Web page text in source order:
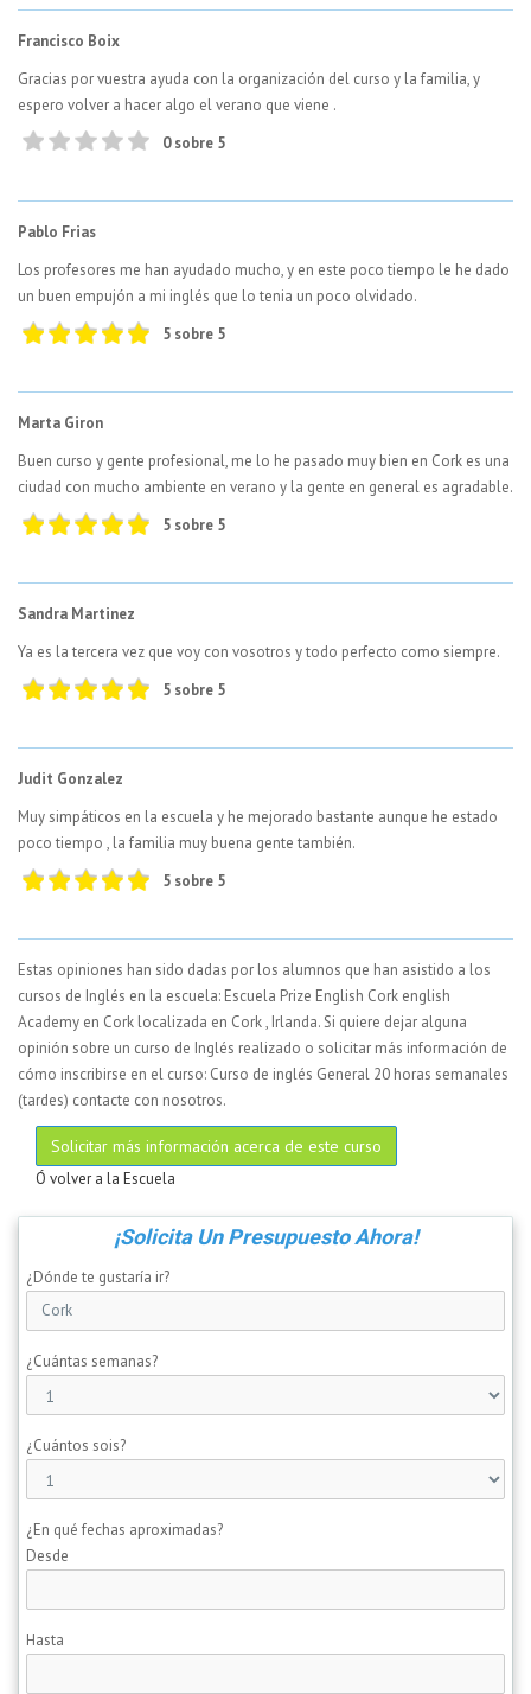
Francisco Boix
Gracias por vuestra ayuda con la organización del curso y la familia, y
espero volver a hacer algo el verano que viene .
0 sobre 5
Pablo Frias
Los profesores me han ayudado mucho, y en este poco tiempo le he dado
un buen empujón a mi inglés que lo tenia un poco olvidado.
5 sobre 5
Marta Giron
Buen curso y gente profesional, me lo he pasado muy bien en Cork es una
ciudad con mucho ambiente en verano y la gente en general es agradable.
5 sobre 5
Sandra Martinez
Ya es la tercera vez que voy con vosotros y todo perfecto como siempre.
5 sobre 5
Judit Gonzalez
Muy simpáticos en la escuela y he mejorado bastante aunque he estado
poco tiempo , la familia muy buena gente también.
5 sobre 5
Estas opiniones han sido dadas por los alumnos que han asistido a los
cursos de Inglés en la escuela: Escuela Prize English Cork english
Academy en Cork localizada en Cork , Irlanda. Si quiere dejar alguna
opinión sobre un curso de Inglés realizado o solicitar más información de
cómo inscribirse en el curso: Curso de inglés General 20 horas semanales
(tardes) contacte con nosotros.
Solicitar más información acerca de este curso
Ó volver a la Escuela
¡Solicita Un Presupuesto Ahora!
¿Dónde te gustaría ir?
¿Cuántas semanas?
¿Cuántos sois?
¿En qué fechas aproximadas?
Desde
Hasta